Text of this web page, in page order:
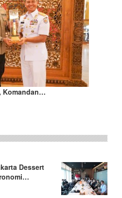
Komandan…
Dessert